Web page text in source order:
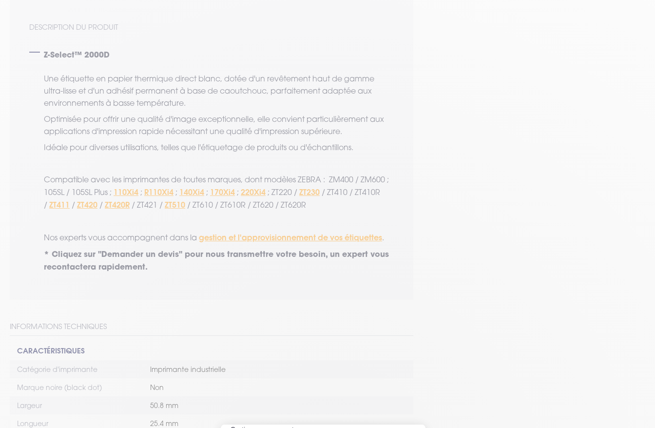
DESCRIPTION DU PRODUIT
Z-Select™ 2000D
Une étiquette en papier thermique direct blanc, dotée d'un revêtement haut de gamme
ultra-lisse et d'un adhésif permanent à base de caoutchouc, parfaitement adaptée aux
environnements à basse température.
Optimisée pour offrir une qualité d'image exceptionnelle, elle convient particulièrement aux
applications d'impression rapide nécessitant une qualité d'impression supérieure.
Idéale pour diverses utilisations, telles que l'étiquetage de produits ou d'échantillons.
Compatible avec les imprimantes de toutes marques, dont modèles ZEBRA : ZM400 / ZM600 ;
105SL / 105SL Plus ; 110Xi4 ; R110Xi4 ; 140Xi4 ; 170Xi4 ; 220Xi4 ; ZT220 / ZT230 / ZT410 / ZT410R
/ ZT411 / ZT420 / ZT420R / ZT421 / ZT510 / ZT610 / ZT610R / ZT620 / ZT620R
Nos experts vous accompagnent dans la gestion et l'approvisionnement de vos étiquettes.
* Cliquez sur "Demander un devis" pour nous transmettre votre besoin, un expert vous
recontactera rapidement.
INFORMATIONS TECHNIQUES
CARACTÉRISTIQUES
Catégorie d'imprimante Imprimante industrielle
Marque noire (black dot) Non
Largeur 50.8 mm
Longueur 25.4 mm